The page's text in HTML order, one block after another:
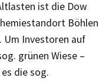
ist die Dow
Böhlen
Um Investoren auf
grünen Wiese –
die sog.